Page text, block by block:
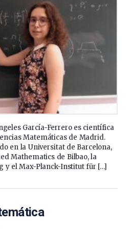
García-Ferrero es científica
Matemáticas de Madrid.
en la Universitat de Barcelona,
Mathematics de Bilbao, la
y el Max-Planck-Institut für […]